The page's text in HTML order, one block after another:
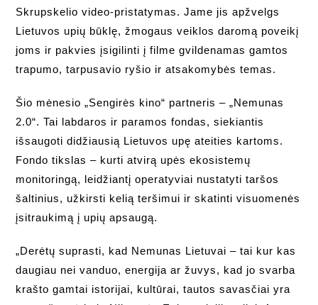
Skrupskelio video-pristatymas. Jame jis apžvelgs
Lietuvos upių būklę, žmogaus veiklos daromą poveikį
joms ir pakvies įsigilinti į filme gvildenamas gamtos
trapumo, tarpusavio ryšio ir atsakomybės temas.
Šio mėnesio „Sengirės kino“ partneris – „Nemunas
2.0“. Tai labdaros ir paramos fondas, siekiantis
išsaugoti didžiausią Lietuvos upę ateities kartoms.
Fondo tikslas – kurti atvirą upės ekosistemų
monitoringą, leidžiantį operatyviai nustatyti taršos
šaltinius, užkirsti kelią teršimui ir skatinti visuomenės
įsitraukimą į upių apsaugą.
„Derėtų suprasti, kad Nemunas Lietuvai – tai kur kas
daugiau nei vanduo, energija ar žuvys, kad jo svarba
krašto gamtai istorijai, kultūrai, tautos savasčiai yra